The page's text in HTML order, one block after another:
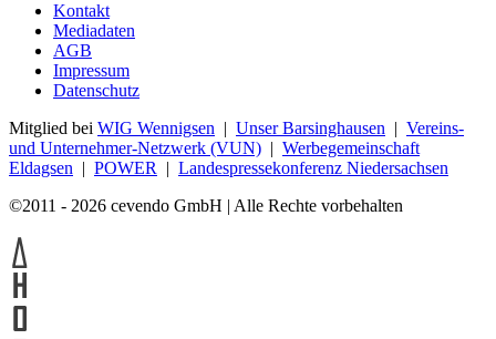
Kontakt
Mediadaten
AGB
Impressum
Datenschutz
Mitglied bei WIG Wennigsen | Unser Barsinghausen | Vereins-
und Unternehmer-Netzwerk (VUN) | Werbegemeinschaft
Eldagsen | POWER | Landespressekonferenz Niedersachsen
©2011 - 2026 cevendo GmbH | Alle Rechte vorbehalten